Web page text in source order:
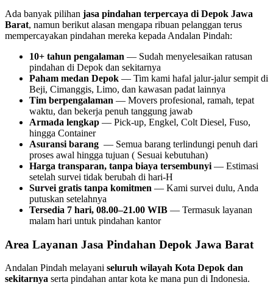
Ada banyak pilihan jasa pindahan terpercaya di Depok Jawa
Barat, namun berikut alasan mengapa ribuan pelanggan terus
mempercayakan pindahan mereka kepada Andalan Pindah:
10+ tahun pengalaman — Sudah menyelesaikan ratusan
pindahan di Depok dan sekitarnya
Paham medan Depok — Tim kami hafal jalur-jalur sempit di
Beji, Cimanggis, Limo, dan kawasan padat lainnya
Tim berpengalaman — Movers profesional, ramah, tepat
waktu, dan bekerja penuh tanggung jawab
Armada lengkap — Pick-up, Engkel, Colt Diesel, Fuso,
hingga Container
Asuransi barang — Semua barang terlindungi penuh dari
proses awal hingga tujuan ( Sesuai kebutuhan)
Harga transparan, tanpa biaya tersembunyi — Estimasi
setelah survei tidak berubah di hari-H
Survei gratis tanpa komitmen — Kami survei dulu, Anda
putuskan setelahnya
Tersedia 7 hari, 08.00–21.00 WIB — Termasuk layanan
malam hari untuk pindahan kantor
Area Layanan Jasa Pindahan Depok Jawa Barat
Andalan Pindah melayani seluruh wilayah Kota Depok dan
sekitarnya serta pindahan antar kota ke mana pun di Indonesia.